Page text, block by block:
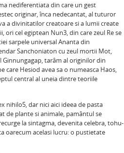
nediferentiata din care un gest
originar, înca nedecantat, al tuturor
a divinitatilor creatoare si a lumii create
cel egiptean Nun3, din care zeul Re se
sarpele universal Ananta din
Sanchoniaton cu zeul mortii Mot,
tarâm al originilor din
care Hesiod avea sa o numeasca Haos,
central al uneia dintre teoriile
nihilo5, dar nici aici ideea de pasta
de plante si animale, pamântul se
la sintagma, devenita celebra, tohu-
oarecum acelasi lucru: o pustietate